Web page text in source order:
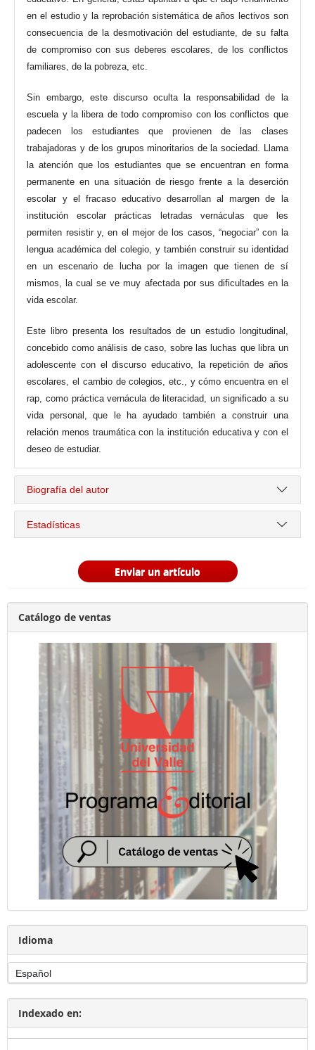
en el estudio y la reprobación sistemática de años lectivos son
consecuencia de la desmotivación del estudiante, de su falta
de compromiso con sus deberes escolares, de los conflictos
familiares, de la pobreza, etc.
Sin embargo, este discurso oculta la responsabilidad de la
escuela y la libera de todo compromiso con los conflictos que
padecen los estudiantes que provienen de las clases
trabajadoras y de los grupos minoritarios de la sociedad. Llama
la atención que los estudiantes que se encuentran en forma
permanente en una situación de riesgo frente a la deserción
escolar y el fracaso educativo desarrollan al margen de la
institución escolar prácticas letradas vernáculas que les
permiten resistir y, en el mejor de los casos, “negociar” con la
lengua académica del colegio, y también construir su identidad
en un escenario de lucha por la imagen que tienen de sí
mismos, la cual se ve muy afectada por sus dificultades en la
vida escolar.
Este libro presenta los resultados de un estudio longitudinal,
concebido como análisis de caso, sobre las luchas que libra un
adolescente con el discurso educativo, la repetición de años
escolares, el cambio de colegios, etc., y cómo encuentra en el
rap, como práctica vernácula de literacidad, un significado a su
vida personal, que le ha ayudado también a construir una
relación menos traumática con la institución educativa y con el
deseo de estudiar.
Biografía del autor
Estadísticas
Enviar un artículo
Catálogo de ventas
Idioma
Indexado en: